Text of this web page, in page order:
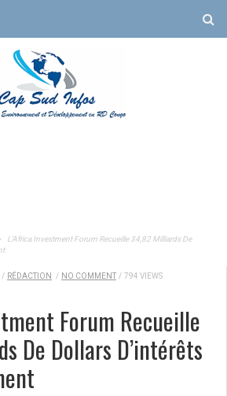
L’Africa Investment Forum Recueille 34,82 Milliards De
/ RÉDACTION / NO COMMENT / 794 VIEWS
Forum Recueille
De Dollars D’intérêts